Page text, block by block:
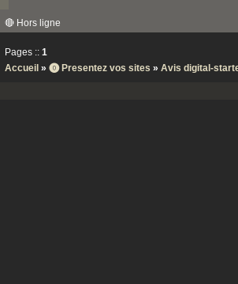
🔴 Hors ligne
Pages :: 1
Accueil » ⓿ Presentez vos sites » Avis digital-